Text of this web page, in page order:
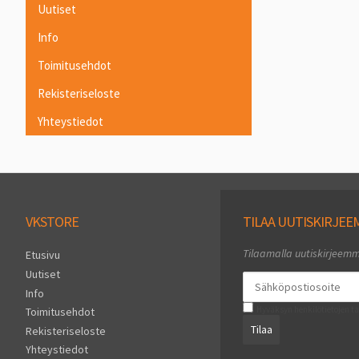
Uutiset
Info
Toimitusehdot
Rekisteriseloste
Yhteystiedot
VKSTORE
Etusivu
Uutiset
Info
Toimitusehdot
Rekisteriseloste
Yhteystiedot
TILAA
Tilaamalla
Tilaa